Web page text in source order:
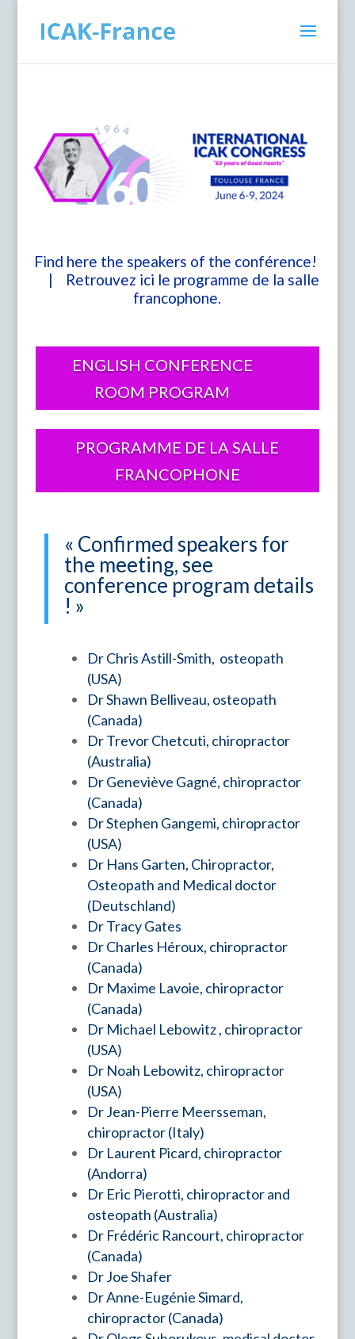
Find here the speakers of the conférence!
| Retrouvez ici le programme de la salle
francophone.
ENGLISH CONFERENCE
ROOM PROGRAM
PROGRAMME DE LA SALLE
FRANCOPHONE
« Confirmed speakers for
the meeting, see
conference program details
! »
Dr Chris Astill-Smith, osteopath
(USA)
DrShawn Belliveau, osteopath
(Canada)
DrTrevor Chetcuti, chiropractor
(Australia)
DrGeneviève Gagné, chiropractor
(Canada)
DrStephen Gangemi, chiropractor
(USA)
Dr Hans Garten, Chiropractor,
Osteopath and Medical doctor
(Deutschland)
DrTracy Gates
DrCharles Héroux, chiropractor
(Canada)
Dr Maxime Lavoie, chiropractor
(Canada)
Dr Michael Lebowitz , chiropractor
(USA)
Dr Noah Lebowitz, chiropractor
(USA)
DrJean-Pierre Meersseman,
chiropractor (Italy)
Dr Laurent Picard, chiropractor
(Andorra)
Dr Eric Pierotti, chiropractor and
osteopath (Australia)
Dr Frédéric Rancourt, chiropractor
(Canada)
DrJoe Shafer
DrAnne-Eugénie Simard,
chiropractor (Canada)